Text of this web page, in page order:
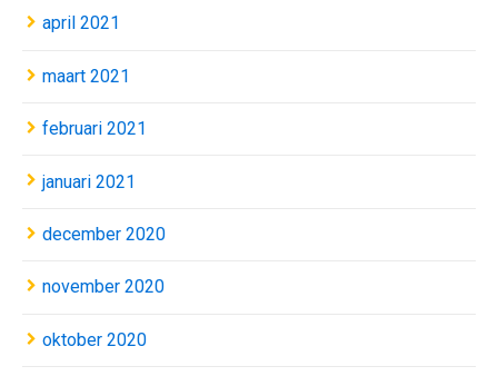
april 2021
maart 2021
februari 2021
januari 2021
december 2020
november 2020
oktober 2020